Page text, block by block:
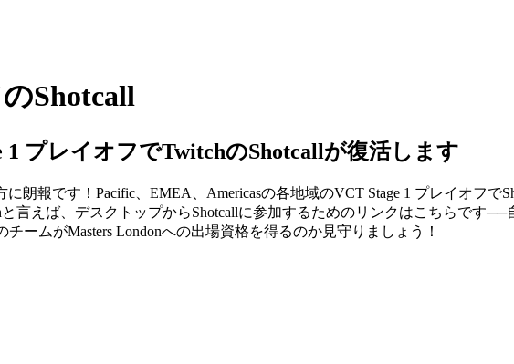
Shotcall
1 プレイオフでTwitchのShotcallが復活します
に朗報です！Pacific、EMEA、Americasの各地域のVCT Stage 1 プレイオフ
言えば、デスクトップからShotcallに参加するためのリンクはこちらです
ームがMasters Londonへの出場資格を得るのか見守りましょう！